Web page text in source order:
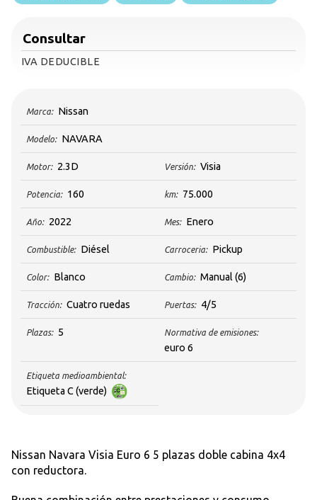
Consultar
IVA DEDUCIBLE
Marca: Nissan
Modelo: NAVARA
Motor: 2.3D Versión: Visia
Potencia: 160 km: 75.000
Año: 2022 Mes: Enero
Combustible: Diésel Carroceria: Pickup
Color: Blanco Cambio: Manual (6)
Tracción: Cuatro ruedas Puertas: 4/5
Plazas: 5 Normativa de emisiones:
euro 6
Etiqueta medioambiental:
Etiqueta C (verde)
Nissan Navara Visia Euro 6 5 plazas doble cabina 4x4
con reductora.